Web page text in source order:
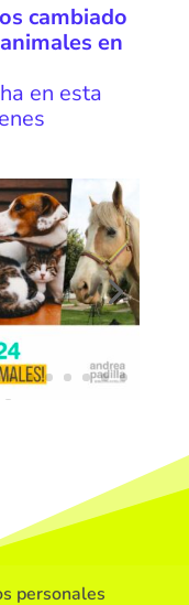
cambiado
en
en esta
personales